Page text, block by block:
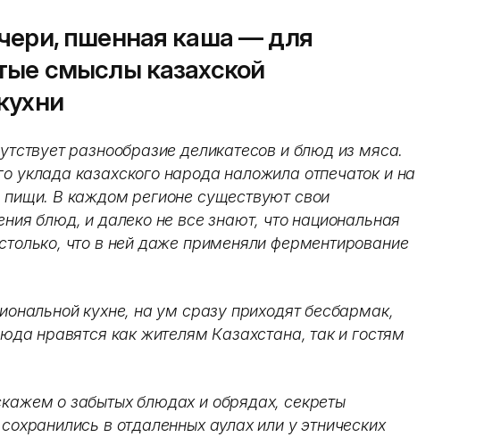
пшенная каша — для
смыслы казахской
разнообразие деликатесов и блюд из мяса.
уклада казахского народа наложила отпечаток и на
пищи. В каждом регионе существуют свои
блюд, и далеко не все знают, что национальная
что в ней даже применяли ферментирование
кухне, на ум сразу приходят бесбармак,
нравятся как жителям Казахстана, так и гостям
о забытых блюдах и обрядах, секреты
в отдаленных аулах или у этнических